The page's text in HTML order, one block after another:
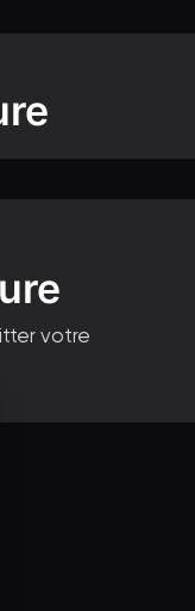
votre